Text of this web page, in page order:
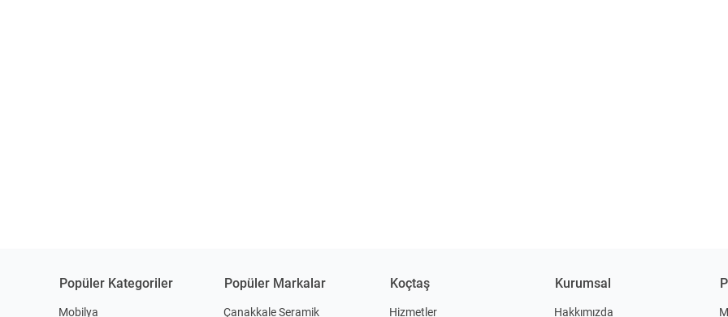
Popüler Kategoriler
Mobilya
Popüler Markalar
Çanakkale Seramik
Koçtaş
Hizmetler
Kurumsal
Hakkımızda